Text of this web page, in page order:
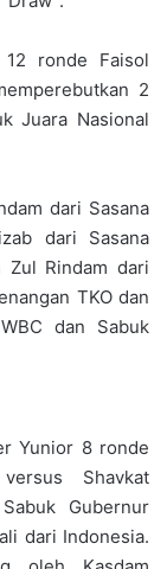
ronde Faisol
2
Juara Nasional
dari Sasana
dari Sasana
Zul Rindam dari
TKO dan
dan Sabuk
Yunior 8 ronde
Shavkat
Gubernur
dari Indonesia.